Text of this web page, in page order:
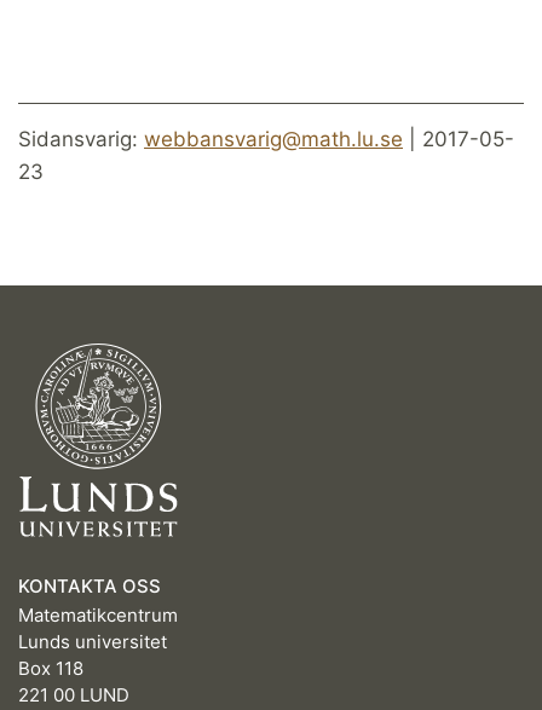
Sidansvarig: webbansvarig@math.lu.se | 2017-05-
23
KONTAKTA OSS
Matematikcentrum
Lunds universitet
Box 118
221 00 LUND